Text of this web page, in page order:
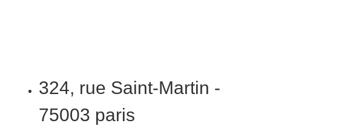
324, rue Saint-Martin -
75003 paris